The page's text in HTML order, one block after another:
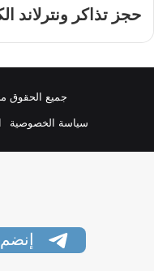
حجز تذاكر ونترلاند
جميع الحقوق
سياسة الخصوصية